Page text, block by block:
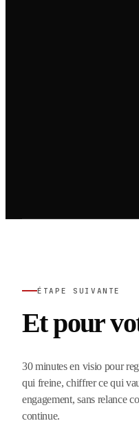
ÉTAPE SUIVANTE
Et pour
30 minutes en visio pour
qui freine, chiffrer ce qui
engagement, sans relance
continue.